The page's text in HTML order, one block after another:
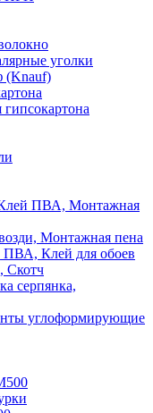
уголки
(Knauf)
ПВА, Монтажная
Монтажная пена
ПВА, Клей для обоев
Скотч
серпянка,
углоформирующие